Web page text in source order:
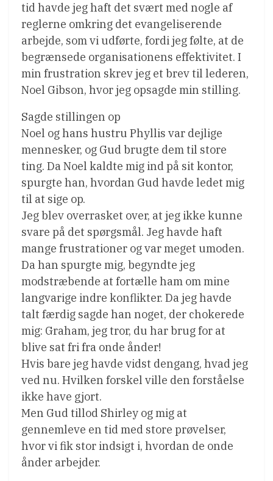
tid havde jeg haft det svært med nogle af
reglerne omkring det evangeliserende
arbejde, som vi udførte, fordi jeg følte, at de
begrænsede organisationens effektivitet. I
min frustration skrev jeg et brev til lederen,
Noel Gibson, hvor jeg opsagde min stilling.
Sagde stillingen op
Noel og hans hustru Phyllis var dejlige
mennesker, og Gud brugte dem til store
ting. Da Noel kaldte mig ind på sit kontor,
spurgte han, hvordan Gud havde ledet mig
til at sige op.
Jeg blev overrasket over, at jeg ikke kunne
svare på det spørgsmål. Jeg havde haft
mange frustrationer og var meget umoden.
Da han spurgte mig, begyndte jeg
modstræbende at fortælle ham om mine
langvarige indre konflikter. Da jeg havde
talt færdig sagde han noget, der chokerede
mig: Graham, jeg tror, du har brug for at
blive sat fri fra onde ånder!
Hvis bare jeg havde vidst dengang, hvad jeg
ved nu. Hvilken forskel ville den forståelse
ikke have gjort.
Men Gud tillod Shirley og mig at
gennemleve en tid med store prøvelser,
hvor vi fik stor indsigt i, hvordan de onde
ånder arbejder.